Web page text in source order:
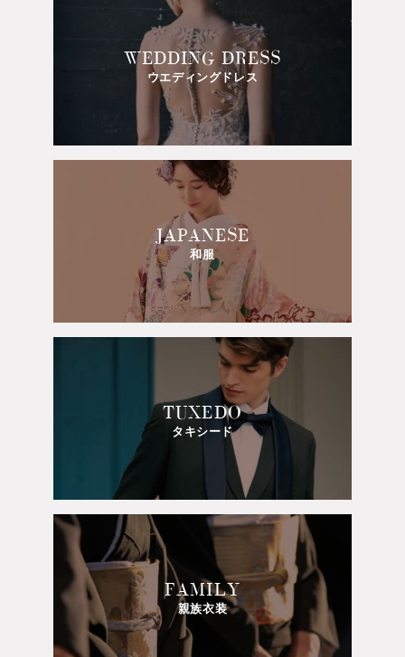
WEDDING DRESS
ウエディングドレス
JAPANESE
和服
TUXEDO
タキシード
FAMILY
親族衣装